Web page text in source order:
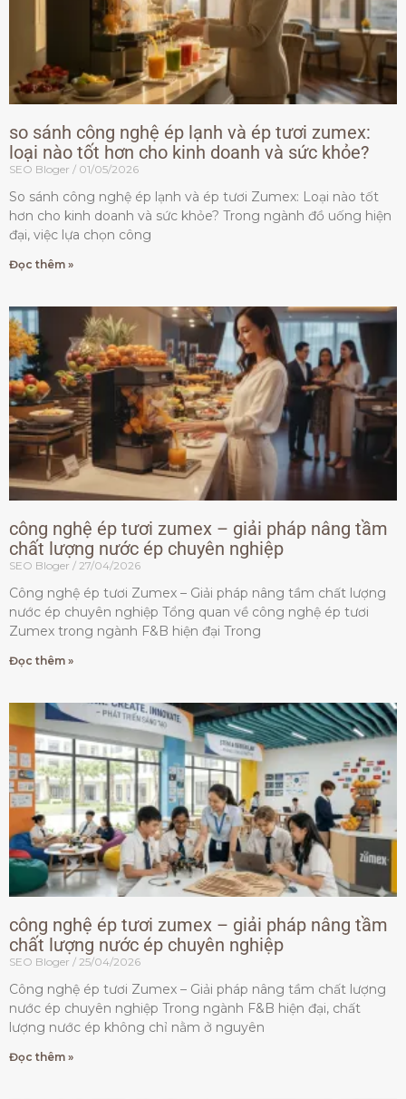
so sánh công nghệ ép lạnh và ép tươi zumex:
loại nào tốt hơn cho kinh doanh và sức khỏe?
SEO Bloger 01/05/2026
So sánh công nghệ ép lạnh và ép tươi Zumex: Loại nào tốt
hơn cho kinh doanh và sức khỏe? Trong ngành đồ uống hiện
đại, việc lựa chọn công
Đọc thêm »
công nghệ ép tươi zumex – giải pháp nâng tầm
chất lượng nước ép chuyên nghiệp
SEO Bloger 27/04/2026
Công nghệ ép tươi Zumex – Giải pháp nâng tầm chất lượng
nước ép chuyên nghiệp Tổng quan về công nghệ ép tươi
Zumex trong ngành F&B hiện đại Trong
Đọc thêm »
công nghệ ép tươi zumex – giải pháp nâng tầm
chất lượng nước ép chuyên nghiệp
SEO Bloger 25/04/2026
Công nghệ ép tươi Zumex – Giải pháp nâng tầm chất lượng
nước ép chuyên nghiệp Trong ngành F&B hiện đại, chất
lượng nước ép không chỉ nằm ở nguyên
Đọc thêm »